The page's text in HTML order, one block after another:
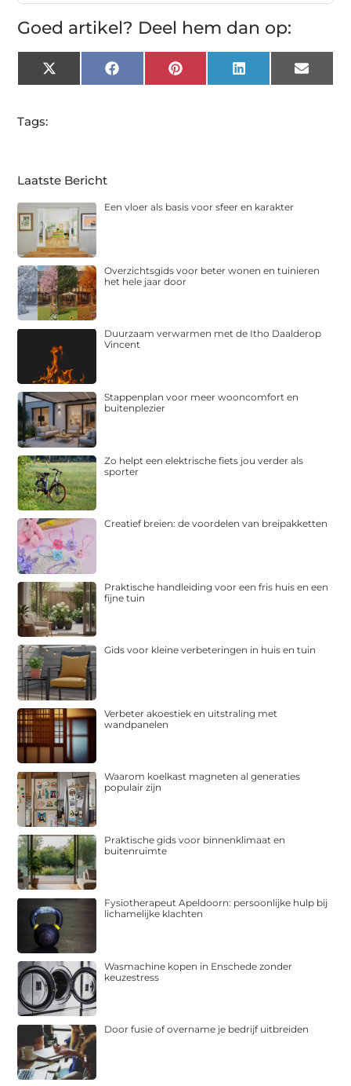
Goed artikel? Deel hem dan op:
X
(Twitter)
FacebookPinterest LinkedIn Email
Tags:
Laatste Bericht
Een vloer als basis voor sfeer en karakter
Overzichtsgids voor beter wonen en tuinieren
het hele jaar door
Duurzaam verwarmen met de Itho Daalderop
Vincent
Stappenplan voor meer wooncomfort en
buitenplezier
Zo helpt een elektrische fiets jou verder als
sporter
Creatief breien: de voordelen van breipakketten
Praktische handleiding voor een fris huis en een
fijne tuin
Gids voor kleine verbeteringen in huis en tuin
Verbeter akoestiek en uitstraling met
wandpanelen
Waarom koelkast magneten al generaties
populair zijn
Praktische gids voor binnenklimaat en
buitenruimte
Fysiotherapeut Apeldoorn: persoonlijke hulp bij
lichamelijke klachten
Wasmachine kopen in Enschede zonder
keuzestress
Door fusie of overname je bedrijf uitbreiden